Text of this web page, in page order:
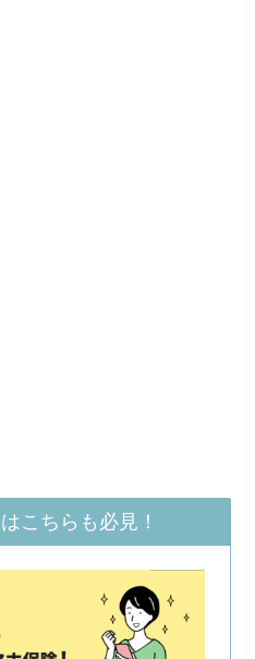
こちらも必見！